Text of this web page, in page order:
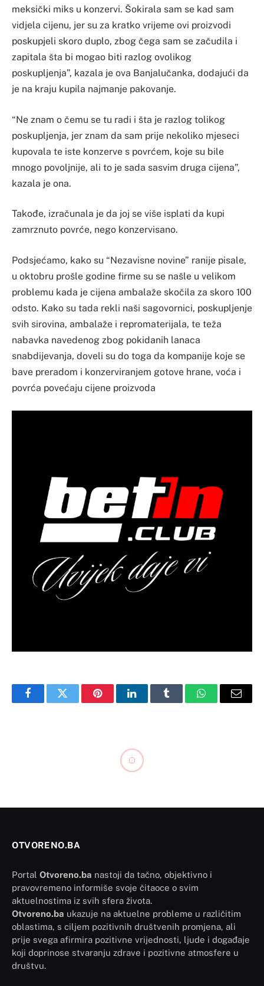
meksički miks u konzervi. Šokirala sam se kad sam
vidjela cijenu, jer su za kratko vrijeme ovi proizvodi
poskupjeli skoro duplo, zbog čega sam se začudila i
zapitala šta bi mogao biti razlog ovolikog
poskupljenja”, kazala je ova Banjalučanka, dodajući da
je na kraju kupila najmanje pakovanje.
“Ne znam o čemu se tu radi i šta je razlog tolikog
poskupljenja, jer znam da sam prije nekoliko mjeseci
kupovala te iste konzerve s povrćem, koje su bile
mnogo povoljnije, ali to je sada sasvim druga cijena”,
kazala je ona.
Takođe, izračunala je da joj se više isplati da kupi
zamrznuto povrće, nego konzervisano.
Podsjećamo, kako su “Nezavisne novine” ranije pisale,
u oktobru prošle godine firme su se našle u velikom
problemu kada je cijena ambalaže skočila za skoro 100
odsto. Kako su tada rekli naši sagovornici, poskupljenje
svih sirovina, ambalaže i repromaterijala, te teža
nabavka navedenog zbog pokidanih lanaca
snabdijevanja, doveli su do toga da kompanije koje se
bave preradom i konzerviranjem gotove hrane, voća i
povrća povećaju cijene proizvoda
FacebookTwitter PinterestLinkedInTumblr WhatsAppEmail
OTVORENO.BA
Portal Otvoreno.ba nastoji da tačno, objektivno i
pravovremeno informiše svoje čitaoce o svim
aktuelnostima iz svih sfera života.
Otvoreno.ba ukazuje na aktuelne probleme u različitim
oblastima, s ciljem pozitivnih društvenih promjena, ali
prije svega afirmira pozitivne vrijednosti, ljude i događaje
koji doprinose stvaranju zdrave i pozitivne atmosfere u
društvu.